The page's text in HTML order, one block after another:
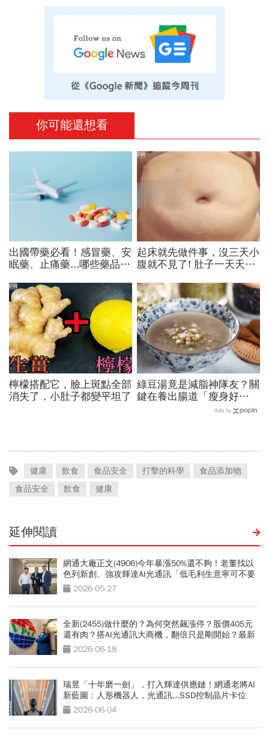
你可能還想看
出國帶藥必看！感冒藥、安
眠藥、止痛藥...哪些藥品可
李？要申報？注意事項整理
起床就先做件事，沒三天小
腹就不見了! 肚子一天天變
PR
檸檬搭配它，臉上斑點全部
消失了，小肚子都變平坦了
PR
綠豆湯竟是減脂神隊友？關
鍵在養出腸道「瘦身好
菌」...醫教邊吃邊消脂的3
Ads by
健康 飲食 食品安全 打擊的科學
食品添加物
食品安全
飲食 健康
延伸閱讀
網通大廠正文(4906)今年暴漲50%還不夠！老董找以
色列新創、強攻輝達AI光通訊「低毛利生意寧可不要
做」2026-05-27
全新(2455)做什麼的？為何突然飆漲停？股價405元
還有肉？搭AI光通訊大商機，翻倍只是剛開始？最新
目標價曝光
2026-06-18
瑞昱「十年磨一劍」，打入輝達供應鏈！網通老將AI
新藍圖：人形機器人，光通訊...SSD控制晶片卡位
「台廠第三勢力」
2026-06-04